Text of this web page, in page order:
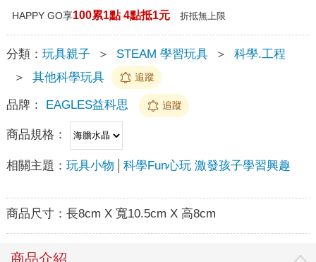
HAPPY GO享100累1點 4點抵1元 折抵無上限
分類： 玩具親子 ＞ STEAM 學習玩具 ＞
科學.工程
＞
其他科學玩具 追蹤
品牌： EAGLES益科思 追蹤
商品規格：
相關主題： 玩具小物 科學Fun心玩 激發孩子學習興趣
商品尺寸： 長8cm X 寬10.5cm X 高8cm
商品介紹